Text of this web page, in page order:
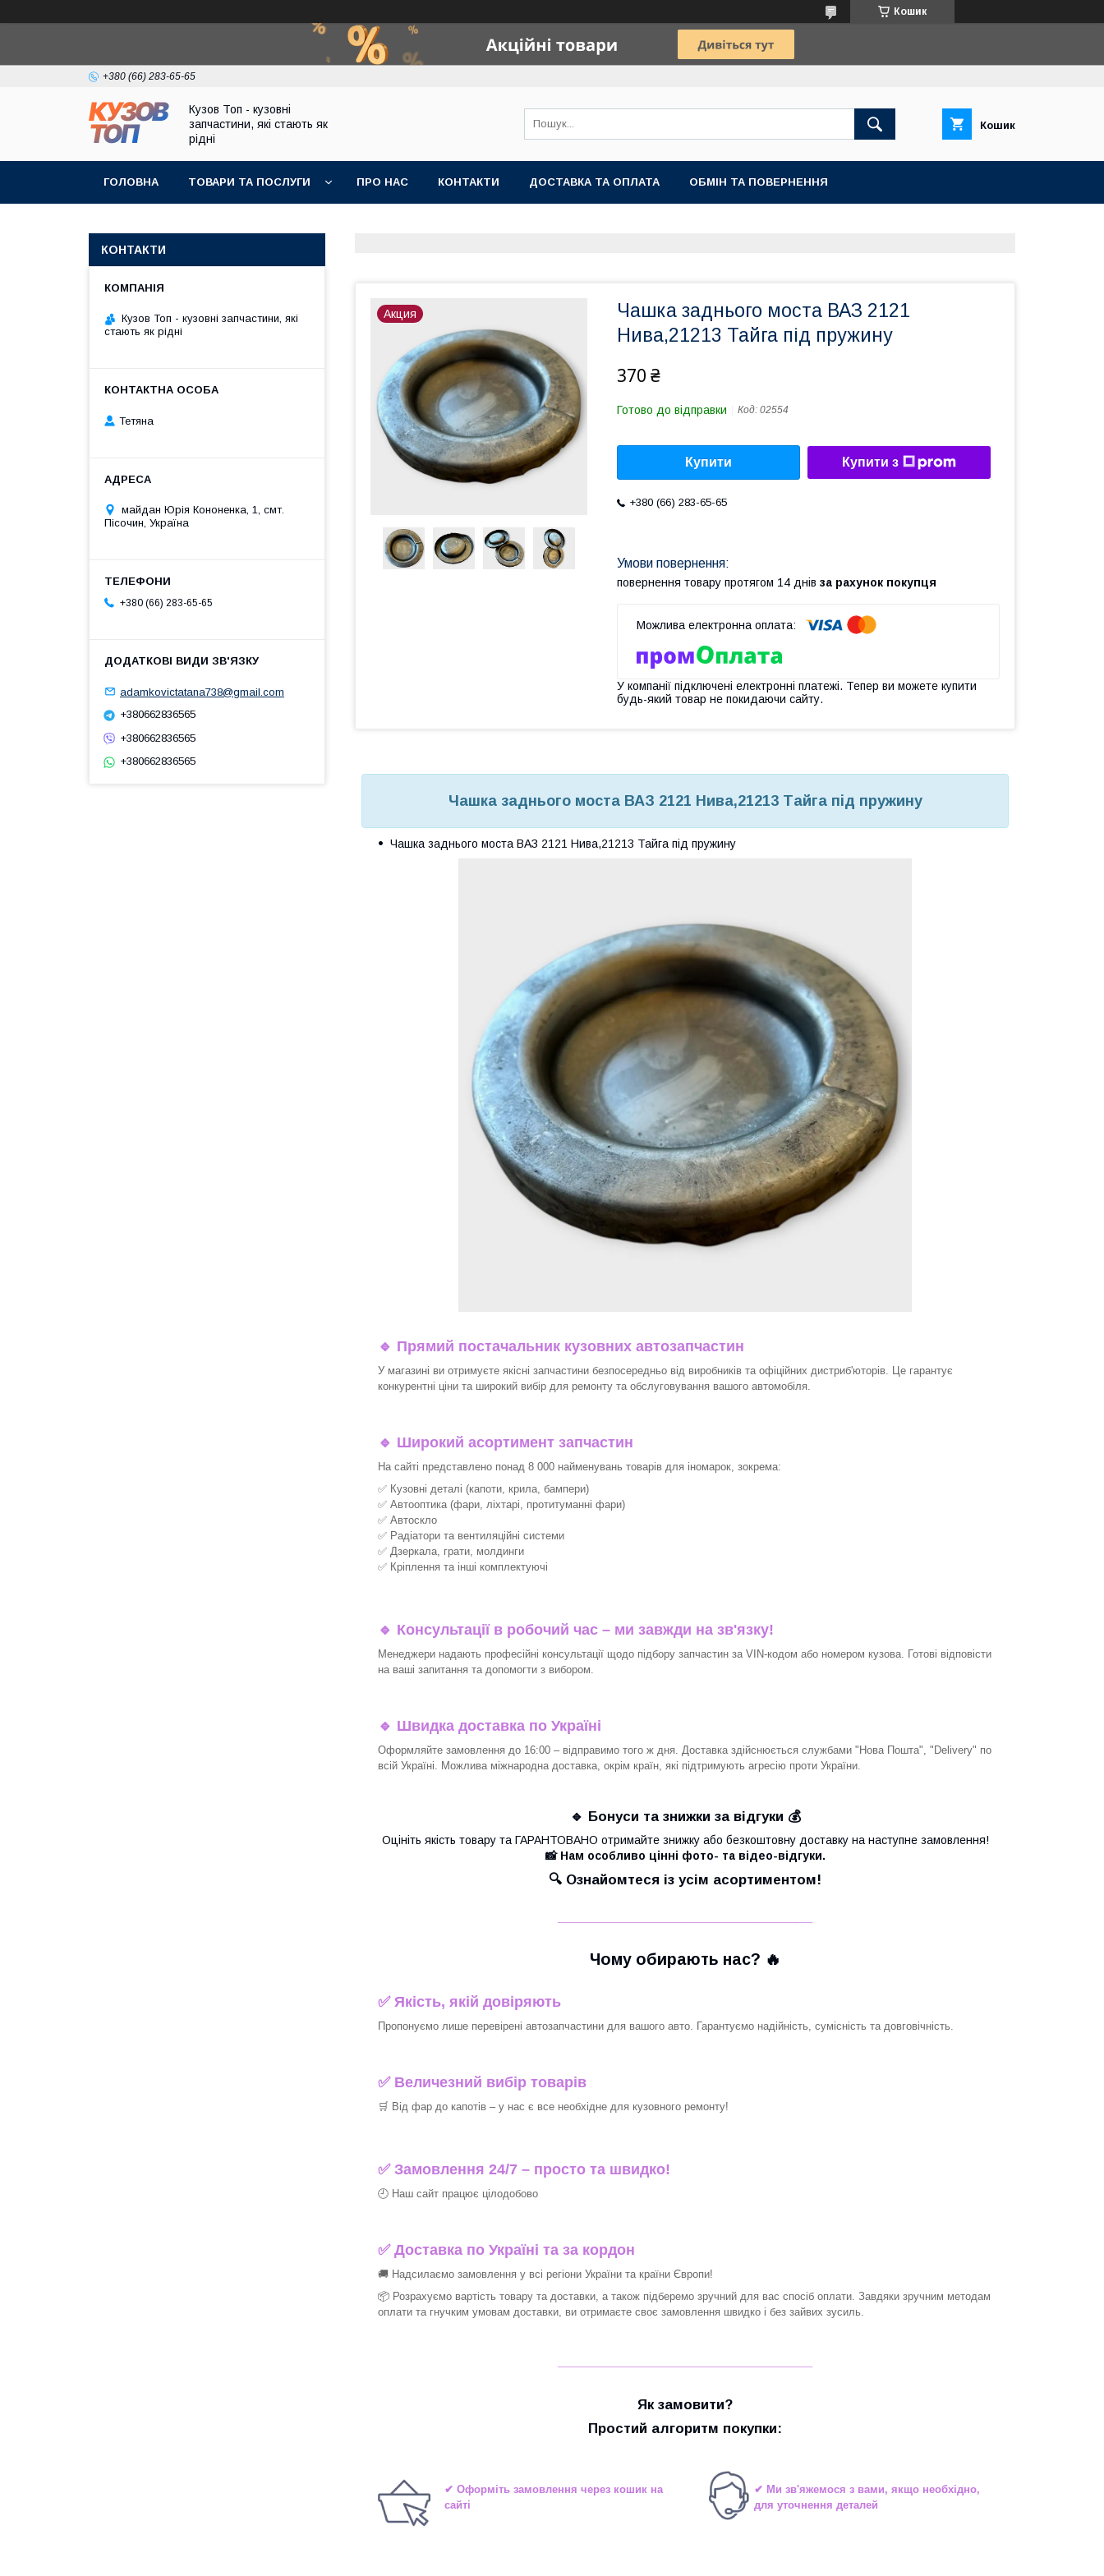
Кошик
+380 (66) 283-65-65
Кузов Топ - кузовні
запчастини, які стають як
рідні
Кошик
ГОЛОВНА ТОВАРИ ТА ПОСЛУГИ ПРО НАС КОНТАКТИ ДОСТАВКА ТА ОПЛАТА ОБМІН ТА ПОВЕРНЕННЯ
Акция
Чашка заднього моста ВАЗ 2121
Нива,21213 Тайга під пружину
370 ₴
Готово до відправки Код: 02554
Купити Купити з
+380 (66) 283-65-65
повернення товару протягом 14 днів за рахунок покупця
У компанії підключені електронні платежі. Тепер ви можете купити
будь-який товар не покидаючи сайту.
Чашка заднього моста ВАЗ 2121 Нива,21213 Тайга під пружину
Чашка заднього моста ВАЗ 2121 Нива,21213 Тайга під пружину
🔹 Прямий постачальник кузовних автозапчастин
У магазині ви отримуєте якісні запчастини безпосередньо від виробників та офіційних дистриб'юторів. Це гарантує
конкурентні ціни та широкий вибір для ремонту та обслуговування вашого автомобіля.
🔹 Широкий асортимент запчастин
На сайті представлено понад 8 000 найменувань товарів для іномарок, зокрема:
✅ Кузовні деталі (капоти, крила, бампери)
✅ Автооптика (фари, ліхтарі, протитуманні фари)
✅ Автоскло
✅ Радіатори та вентиляційні системи
✅ Дзеркала, грати, молдинги
✅ Кріплення та інші комплектуючі
🔹 Консультації в робочий час – ми завжди на зв'язку!
Менеджери надають професійні консультації щодо підбору запчастин за VIN-кодом або номером кузова. Готові відповісти
на ваші запитання та допомогти з вибором.
🔹 Швидка доставка по Україні
Оформляйте замовлення до 16:00 – відправимо того ж дня. Доставка здійснюється службами "Нова Пошта", "Delivery" по
всій Україні. Можлива міжнародна доставка, окрім країн, які підтримують агресію проти України.
🔹 Бонуси та знижки за відгуки 💰
Оцініть якість товару та ГАРАНТОВАНО отримайте знижку або безкоштовну доставку на наступне замовлення!
📸 Нам особливо цінні фото- та відео-відгуки.
🔍 Ознайомтеся із усім асортиментом!
Чому обирають нас? 🔥
✅ Якість, якій довіряють
Пропонуємо лише перевірені автозапчастини для вашого авто. Гарантуємо надійність, сумісність та довговічність.
✅ Величезний вибір товарів
🛒 Від фар до капотів – у нас є все необхідне для кузовного ремонту!
✅ Замовлення 24/7 – просто та швидко!
🕘 Наш сайт працює цілодобово
✅ Доставка по Україні та за кордон
🚚 Надсилаємо замовлення у всі регіони України та країни Європи!
📦 Розрахуємо вартість товару та доставки, а також підберемо зручний для вас спосіб оплати. Завдяки зручним методам
оплати та гнучким умовам доставки, ви отримаєте своє замовлення швидко і без зайвих зусиль.
Як замовити?
Простий алгоритм покупки:
✔ Оформіть замовлення через кошик на
сайті
✔ Ми зв'яжемося з вами, якщо необхідно,
для уточнення деталей
КОНТАКТИ
Кузов Топ - кузовні запчастини, які
стають як рідні
Тетяна
майдан Юрія Кононенка, 1, смт.
Пісочин, Україна
+380 (66) 283-65-65
adamkovictatana738@gmail.com
+380662836565
+380662836565
+380662836565